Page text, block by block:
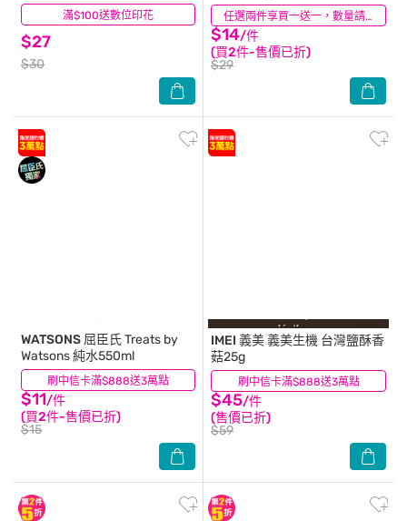
滿$100送數位印花
$27
$30
(2) 任選兩件享買一送一，數量請選2件
$14/件
(買2件-售價已折)
$29
(97)
刷中信卡滿$888送3萬點
WATSONS 屈臣氏Treats by
Watsons 純水550ml
$11/件
(買2件-售價已折)
$15
(23) 刷中信卡滿$888送3萬點
IMEI 義美義美生機 台灣鹽酥香
菇25g
$45/件
(售價已折)
$59
(12)